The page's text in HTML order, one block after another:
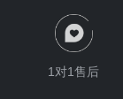
1对1售后